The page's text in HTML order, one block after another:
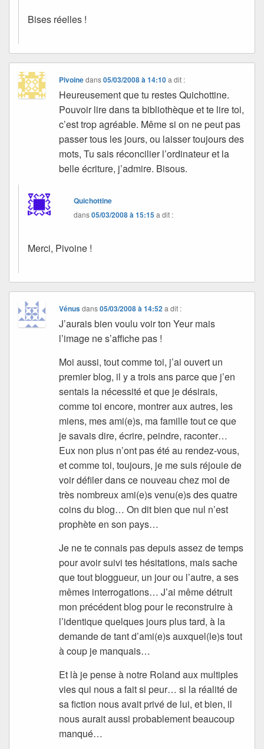
Bises réelles !
Pivoinedans05/03/2008 à 14:10 a dit :
Heureusement que tu restes Quichottine.
Pouvoir lire dans ta bibliothèque et te lire toi,
c’est trop agréable. Même si on ne peut pas
passer tous les jours, ou laisser toujours des
mots, Tu sais réconcilier l’ordinateur et la
belle écriture, j’admire. Bisous.
Quichottine
dans05/03/2008 à 15:15a dit :
Merci, Pivoine !
Vénusdans05/03/2008 à 14:52 a dit :
J’aurais bien voulu voir ton Yeur mais
l’image ne s’affiche pas !
Moi aussi, tout comme toi, j’ai ouvert un
premier blog, il y a trois ans parce que j’en
sentais la nécessité et que je désirais,
comme toi encore, montrer aux autres, les
miens, mes ami(e)s, ma famille tout ce que
je savais dire, écrire, peindre, raconter…
Eux non plus n’ont pas été au rendez-vous,
et comme toi, toujours, je me suis réjouie de
voir défiler dans ce nouveau chez moi de
très nombreux ami(e)s venu(e)s des quatre
coins du blog… On dit bien que nul n’est
prophète en son pays…
Je ne te connais pas depuis assez de temps
pour avoir suivi tes hésitations, mais sache
que tout bloggueur, un jour ou l’autre, a ses
mêmes interrogations… J’ai même détruit
mon précédent blog pour le reconstruire à
l’identique quelques jours plus tard, à la
demande de tant d’ami(e)s auxquel(le)s tout
à coup je manquais…
Et là je pense à notre Roland aux multiples
vies qui nous a fait si peur… si la réalité de
sa fiction nous avait privé de lui, et bien, il
nous aurait aussi probablement beaucoup
manqué…